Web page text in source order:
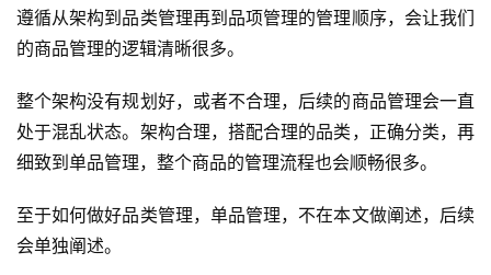
遵循从架构到品类管理再到品项管理的管理顺序，会让我们
的商品管理的逻辑清晰很多。
整个架构没有规划好，或者不合理，后续的商品管理会一直
处于混乱状态。架构合理，搭配合理的品类，正确分类，再
细致到单品管理，整个商品的管理流程也会顺畅很多。
至于如何做好品类管理，单品管理，不在本文做阐述，后续
会单独阐述。